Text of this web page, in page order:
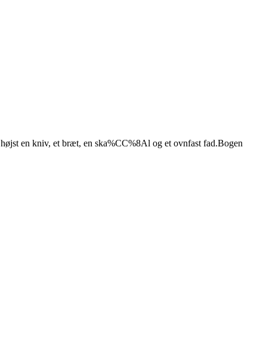
en kniv, et bræt, en ska%CC%8Al og et ovnfast fad.Bogen